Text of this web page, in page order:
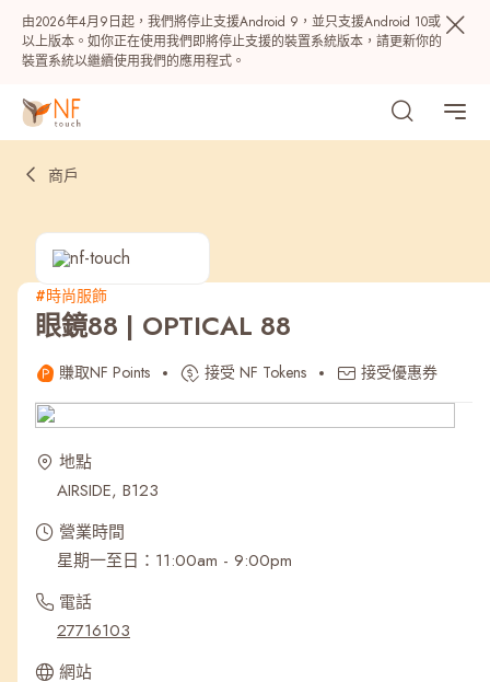
由2026年4月9日起，我們將停止支援Android 9，並只支援Android 10或
以上版本。如你正在使用我們即將停止支援的裝置系統版本，請更新你的
裝置系統以繼續使用我們的應用程式。
熱門
最近搜尋紀錄
商戶
#時尚服飾
眼鏡88 | OPTICAL 88
賺取NF Points 接受 NF Tokens 接受優惠券
地點
AIRSIDE, B123
營業時間
星期一至日：11:00am - 9:00pm
電話
27716103
網站